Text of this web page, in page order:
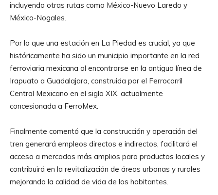
incluyendo otras rutas como México-Nuevo Laredo y
México-Nogales.
Por lo que una estación en La Piedad es crucial, ya que
históricamente ha sido un municipio importante en la red
ferroviaria mexicana al encontrarse en la antigua línea de
Irapuato a Guadalajara, construida por el Ferrocarril
Central Mexicano en el siglo XIX, actualmente
concesionada a FerroMex.
Finalmente comentó que la construcción y operación del
tren generará empleos directos e indirectos, facilitará el
acceso a mercados más amplios para productos locales y
contribuirá en la revitalización de áreas urbanas y rurales
mejorando la calidad de vida de los habitantes.